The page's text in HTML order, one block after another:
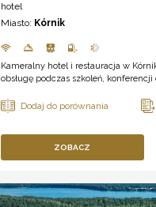
hotel
Miasto: Kórnik
Kameralny hotel i restauracja w
obsługę podczas szkoleń,
ZOBACZ